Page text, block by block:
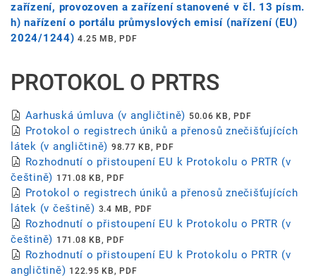
zařízení, provozoven a zařízení stanovené v čl. 13 písm.
h) nařízení o portálu průmyslových emisí (nařízení (EU)
2024/1244) 4.25 MB, PDF
PROTOKOL O PRTRS
Aarhuská úmluva (v angličtině) 50.06 KB, PDF
Protokol o registrech úniků a přenosů znečišťujících
látek (v angličtině) 98.77 KB, PDF
Rozhodnutí o přistoupení EU k Protokolu o PRTR (v
češtině) 171.08 KB, PDF
Protokol o registrech úniků a přenosů znečišťujících
látek (v češtině) 3.4 MB, PDF
Rozhodnutí o přistoupení EU k Protokolu o PRTR (v
češtině) 171.08 KB, PDF
Rozhodnutí o přistoupení EU k Protokolu o PRTR (v
angličtině) 122.95 KB, PDF